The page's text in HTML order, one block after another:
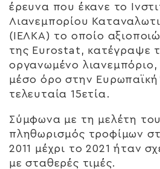
έρευνα που έκανε το
Λιανεμπορίου
(ΙΕΛΚΑ) το οποίο
της Eurostat, κατέγραψε
οργανωμένο
μέσο όρο στην Ευρωπαϊκή
τελευταία 15ετία.
Σύμφωνα με τη μελέτη
πληθωρισμός τροφίμων
2011 μέχρι το 2021 ήταν
με σταθερές τιμές.